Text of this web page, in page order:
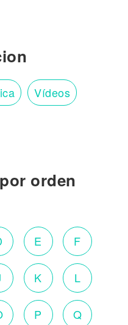
Vídeos
orden
E F
K L
P Q